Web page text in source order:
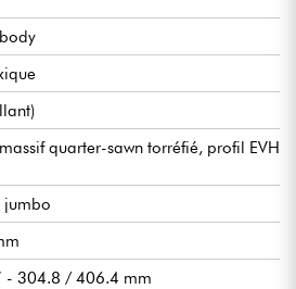
quarter-sawn torréfié, profil EVH
jumbo
- 304.8 / 406.4 mm